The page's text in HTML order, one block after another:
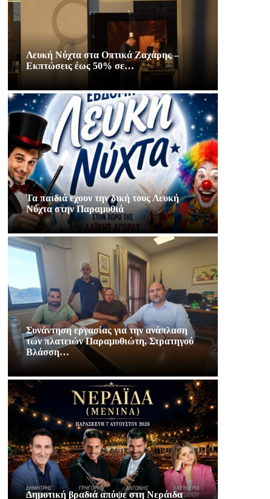
Λευκή Νύχτα στα Οπτικά Ζαχάρης –
Εκπτώσεις έως 50% σε…
Τα παιδιά εχουν την δική τους Λευκή
Νύχτα στην Παραμυθιά
Συνάντηση εργασίας για την ανάπλαση
των πλατειών Παραμυθιώτη, Στρατηγού
Βλάσση…
Δημοτική βραδιά απόψε στη Νεράιδα